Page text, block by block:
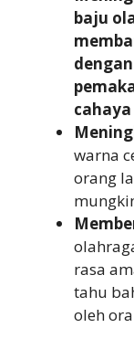
baju
warna
orang
rasa
tahu
oleh